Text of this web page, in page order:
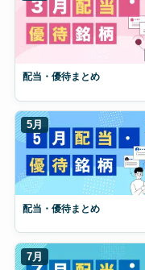
配当・優待まとめ
5月
配当・優待まとめ
7月